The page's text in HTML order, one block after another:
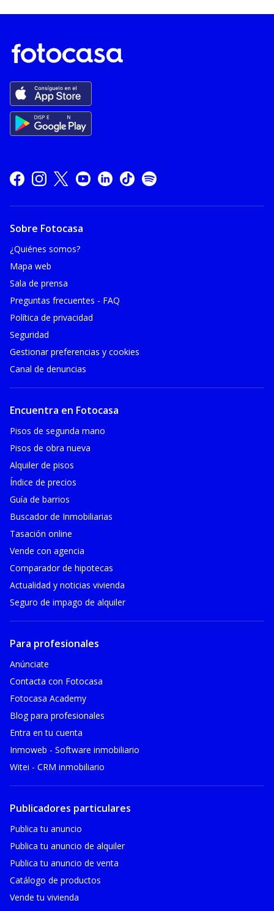
Sobre Fotocasa
¿Quiénes somos?
Mapa web
Sala de prensa
Preguntas frecuentes - FAQ
Política de privacidad
Seguridad
Gestionar preferencias y cookies
Canal de denuncias
Encuentra en Fotocasa
Pisos de segunda mano
Pisos de obra nueva
Alquiler de pisos
Índice de precios
Guía de barrios
Buscador de Inmobiliarias
Tasación online
Vende con agencia
Comparador de hipotecas
Actualidad y noticias vivienda
Seguro de impago de alquiler
Para profesionales
Anúnciate
Contacta con Fotocasa
Fotocasa Academy
Blog para profesionales
Entra en tu cuenta
Inmoweb - Software inmobiliario
Witei - CRM inmobiliario
Publicadores particulares
Publica tu anuncio
Publica tu anuncio de alquiler
Publica tu anuncio de venta
Catálogo de productos
Vende tu vivienda